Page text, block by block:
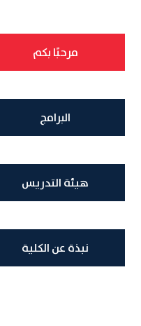
مرحبًا بكم
البرامج
هيئة التدريس
نبذة عن الكلية